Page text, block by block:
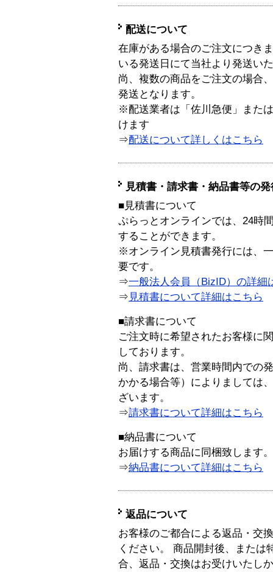
配送について
在庫がある場合のご注文につき
いる発送日にて当社より発送い
尚、複数の商品をご注文の場合
発送となります。
※配送業者は「佐川急便」また
けます
⇒配送について詳しくはこちら
見積書・請求書・納品書等の
■見積書について
ぷらっとオンラインでは、24時
することができます。
※オンライン見積書発行には、
要です。
⇒一般法人会員（BizID）の詳細
⇒ 見積書について詳細はこちら
■請求書について
ご注文時に希望されたお客様に
しております。
尚、請求書は、営業時間内での
かかる場合等）によりましては
ざいます。
⇒請求書について詳細はこちら
■納品書について
お届けする商品に同梱致します。
⇒納品書について詳細はこちら
返品について
お客様のご都合による返品・交
ください。 商品開封後、または
合、返品・交換はお受けいたし